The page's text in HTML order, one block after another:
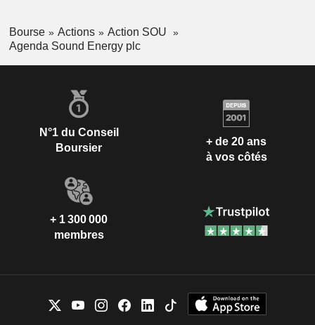
Bourse Actions
Action SOU
Agenda Sound Energy plc
N°1 du Conseil
Boursier
+ de 20 ans
à vos côtés
+ 1 300 000
membres